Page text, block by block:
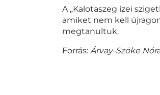
A „Kalotaszeg ízei
amiket nem kell
megtanultuk.
Forrás: Árvay-Szöke